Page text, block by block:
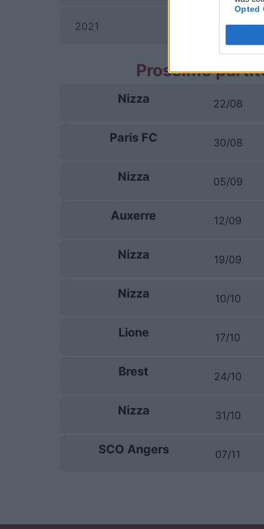
Opted
2021
Prossime
Nizza 22/08
Paris FC 30/08
Nizza 05/09
Auxerre 12/09
Nizza 19/09
Nizza 10/10
Lione 17/10
Brest 24/10
Nizza 31/10
SCO Angers 07/11